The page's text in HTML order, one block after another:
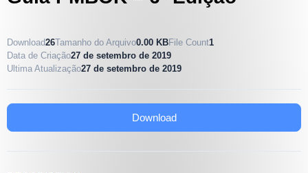
Download26Tamanho do Arquivo0.00 KBFile Count1
Data de Criação27 de setembro de 2019
Ultima Atualização27 de setembro de 2019
Download